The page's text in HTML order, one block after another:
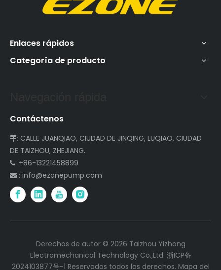
Enlaces rápidos
Categoría de producto
Contáctenos
: CALLE JUANQIAO, CIUDAD DE JINQING, LUQIAO, CIUDAD
DE TAIZHOU, ZHEJIANG.
: +86-13221458899
 : info@ezonepump.com
Derechos de autor © 2026 Taizhou Yizhong
Electromechanical Technology Co.,Ltd. 浙ICP备
2024103877号-1 Reservados todos los derechos. Mapa del